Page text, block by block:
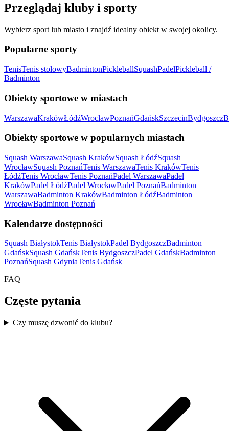
Przeglądaj kluby i sporty
Wybierz sport lub miasto i znajdź idealny obiekt w swojej okolicy.
Popularne sporty
TenisTenis stołowyBadmintonPickleballSquashPadelPickleball /
Badminton
Obiekty sportowe w miastach
WarszawaKrakówŁódźWrocławPoznańGdańskSzczecinBydgoszcz
Obiekty sportowe w popularnych miastach
Squash WarszawaSquash KrakówSquash ŁódźSquash
WrocławSquash PoznańTenis WarszawaTenis KrakówTenis
ŁódźTenis WrocławTenis PoznańPadel WarszawaPadel
KrakówPadel ŁódźPadel WrocławPadel PoznańBadminton
WarszawaBadminton KrakówBadminton ŁódźBadminton
WrocławBadminton Poznań
Kalendarze dostępności
Squash BiałystokTenis BiałystokPadel BydgoszczBadminton
GdańskSquash GdańskTenis BydgoszczPadel GdańskBadminton
PoznańSquash GdyniaTenis Gdańsk
FAQ
Częste pytania
Czy muszę dzwonić do klubu?